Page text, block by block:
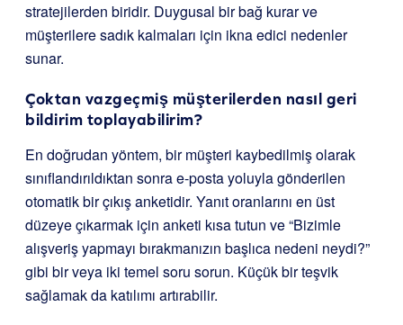
stratejilerden biridir. Duygusal bir bağ kurar ve
müşterilere sadık kalmaları için ikna edici nedenler
sunar.
Çoktan vazgeçmiş müşterilerden nasıl geri
bildirim toplayabilirim?
En doğrudan yöntem, bir müşteri kaybedilmiş olarak
sınıflandırıldıktan sonra e-posta yoluyla gönderilen
otomatik bir çıkış anketidir. Yanıt oranlarını en üst
düzeye çıkarmak için anketi kısa tutun ve “Bizimle
alışveriş yapmayı bırakmanızın başlıca nedeni neydi?”
gibi bir veya iki temel soru sorun. Küçük bir teşvik
sağlamak da katılımı artırabilir.